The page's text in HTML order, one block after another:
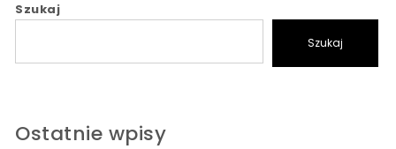
Szukaj
Szukaj
Ostatnie wpisy